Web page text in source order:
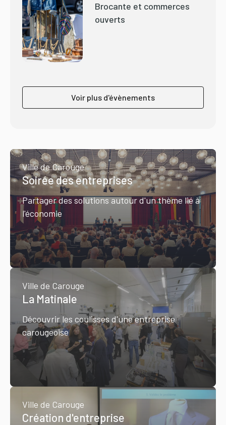
Brocante et commerces
ouverts
Voir plus d'évènements
Ville de Carouge
Soirée des entreprises
Partager des solutions autour d'un thème lié à
l'économie
Ville de Carouge
La Matinale
Découvrir les coulisses d'une entreprise
carougeoise
Ville de Carouge
Création d'entreprise